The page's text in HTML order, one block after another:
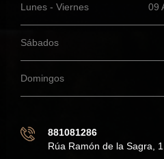
Lunes - Viernes 09
Sábados
Domingos
881081286
Rúa Ramón de la Sagra,